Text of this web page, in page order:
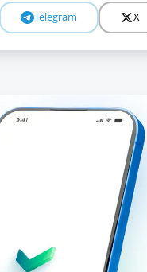
Telegram X